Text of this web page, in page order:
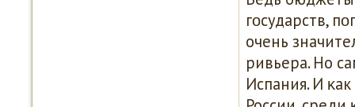
гοсударств,
очень
ривьера. Но
Испания. И